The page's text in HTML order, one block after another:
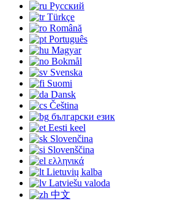
Русский
Türkçe
Română
Português
Magyar
Bokmål
Svenska
Suomi
Dansk
Čeština
български език
Eesti keel
Slovenčina
Slovenščina
ελληνικά
Lietuvių kalba
Latviešu valoda
中文